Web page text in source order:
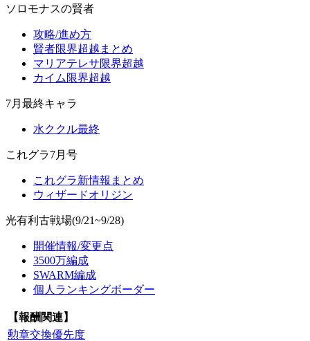
ソロモナスの賢者
攻略/進め方
賢者限界超越まとめ
マリアテレサ限界超越
カイム限界超越
7月最終キャラ
水ククル最終
これグラ7月号
これグラ新情報まとめ
ウィザードオリジン
光有利古戦場(9/21~9/28)
開催情報/変更点
3500万編成
SWARM編成
個人ランキングボーダー
【報酬関連】
勲章交換優先度